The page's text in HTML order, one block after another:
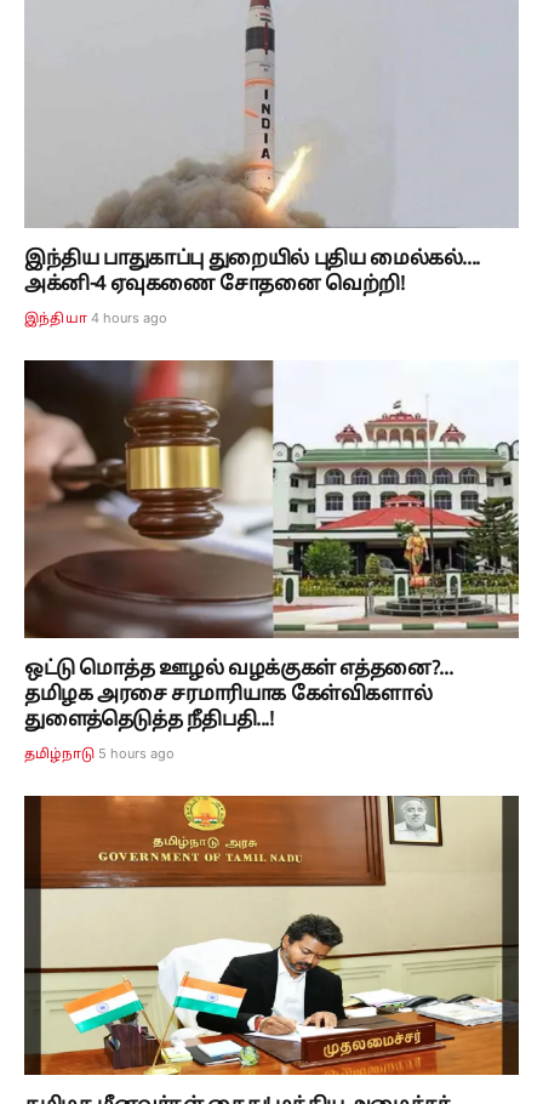
இந்திய பாதுகாப்பு துறையில் புதிய மைல்கல்....
அக்னி-4 ஏவுகணை சோதனை வெற்றி!
இந்தியா 4 hours ago
ஒட்டு மொத்த ஊழல் வழக்குகள் எத்தனை?...
தமிழக அரசை சரமாரியாக கேள்விகளால்
துளைத்தெடுத்த நீதிபதி...!
தமிழ்நாடு 5 hours ago